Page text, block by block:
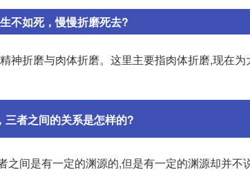
不如死，慢慢折磨死去?
神折磨与肉体折磨。这里主要指肉体折磨,现在
三者之间的关系是怎样的?
之间是有一定的渊源的,但是有一定的渊源却并